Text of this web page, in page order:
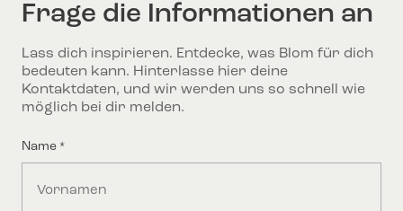
Frage die Informationen an
Lass dich inspirieren. Entdecke, was Blom für dich
bedeuten kann. Hinterlasse hier deine
Kontaktdaten, und wir werden uns so schnell wie
möglich bei dir melden.
Name *